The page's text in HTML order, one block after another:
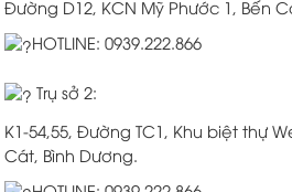
Đường D12, KCN Mỹ Phước 1, Bến
HOTLINE: 0939.222.866
Trụ sở 2:
K1-54,55, Đường TC1, Khu biệt thự
Cát, Bình Dương.